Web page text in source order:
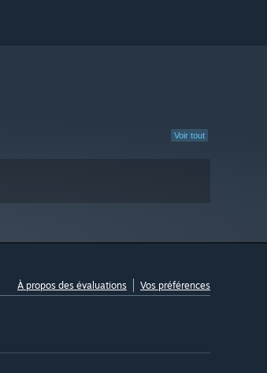
Voir tout
À propos des évaluations Vos préférences